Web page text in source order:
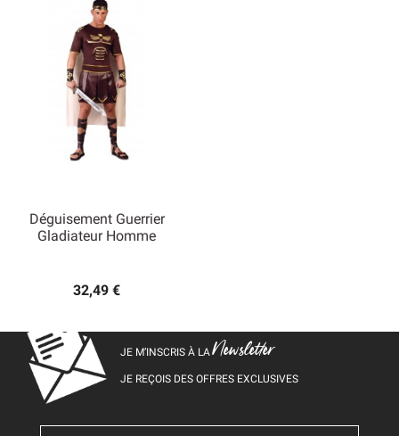
Déguisement Guerrier
Gladiateur Homme
32,49 €
JE M’INSCRIS À LANewsletter
JE REÇOIS DES OFFRES EXCLUSIVES